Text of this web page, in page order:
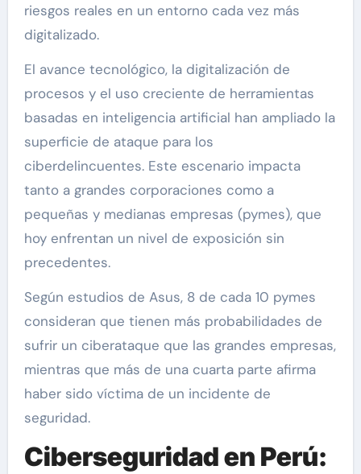
riesgos reales en un entorno cada vez más
digitalizado.
El avance tecnológico, la digitalización de
procesos y el uso creciente de herramientas
basadas en inteligencia artificial han ampliado la
superficie de ataque para los
ciberdelincuentes. Este escenario impacta
tanto a grandes corporaciones como a
pequeñas y medianas empresas (pymes), que
hoy enfrentan un nivel de exposición sin
precedentes.
Según estudios de Asus, 8 de cada 10 pymes
consideran que tienen más probabilidades de
sufrir un ciberataque que las grandes empresas,
mientras que más de una cuarta parte afirma
haber sido víctima de un incidente de
seguridad.
Ciberseguridad en Perú: